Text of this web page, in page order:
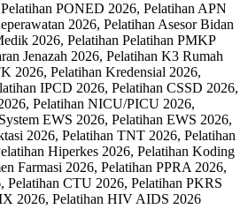
PONED 2026, Pelatihan APN
2026, Pelatihan Asesor Bidan
2026, Pelatihan Pelatihan PMKP
Jenazah 2026, Pelatihan K3 Rumah
2026, Pelatihan Kredensial 2026,
IPCD 2026, Pelatihan CSSD 2026,
Pelatihan NICU/PICU 2026,
EWS 2026, Pelatihan EWS 2026,
2026, Pelatihan TNT 2026, Pelatihan
Hiperkes 2026, Pelatihan Koding
Farmasi 2026, Pelatihan PPRA 2026,
Pelatihan CTU 2026, Pelatihan PKRS
2026, Pelatihan HIV AIDS 2026